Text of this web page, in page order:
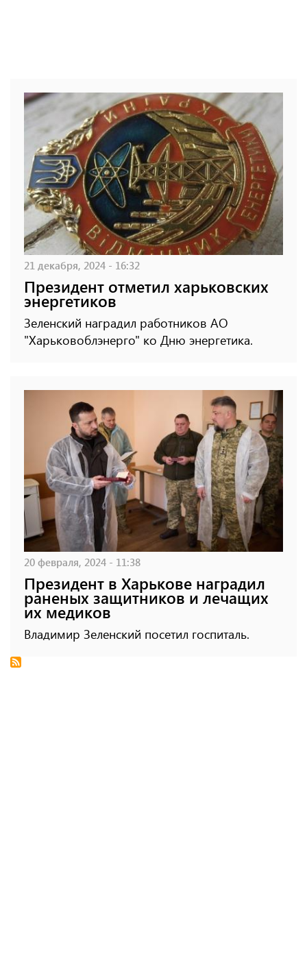
21 декабря, 2024 - 16:32
Президент отметил харьковских
энергетиков
Зеленский наградил работников АО
"Харьковоблэнерго" ко Дню энергетика.
20 февраля, 2024 - 11:38
Президент в Харькове наградил
раненых защитников и лечащих
их медиков
Владимир Зеленский посетил госпиталь.